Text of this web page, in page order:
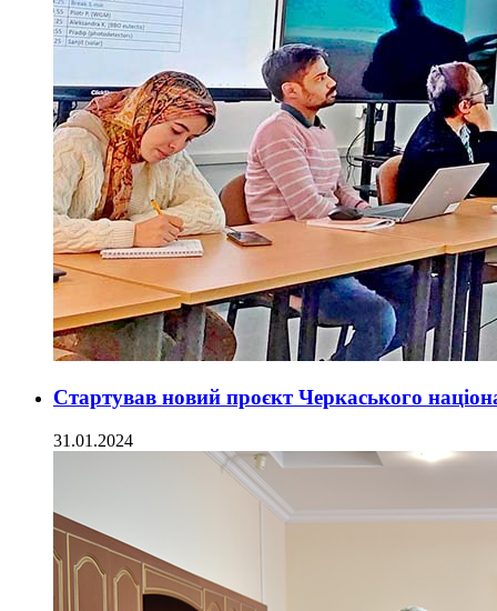
Стартував новий проєкт Черкаського
31.01.2024